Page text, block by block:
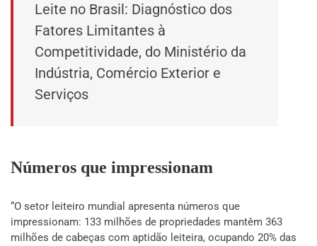
Leite no Brasil: Diagnóstico dos
Fatores Limitantes à
Competitividade, do Ministério da
Indústria, Comércio Exterior e
Serviços
Números que impressionam
“O setor leiteiro mundial apresenta números que
impressionam: 133 milhões de propriedades mantêm 363
milhões de cabeças com aptidão leiteira, ocupando 20% das